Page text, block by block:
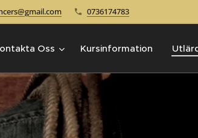
0736174783
Oss Kursinformation